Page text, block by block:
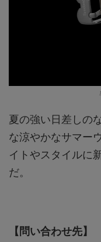
夏の強い日差しの
な涼やかなサマー
イトやスタイルに
だ。
【問い合わせ先】